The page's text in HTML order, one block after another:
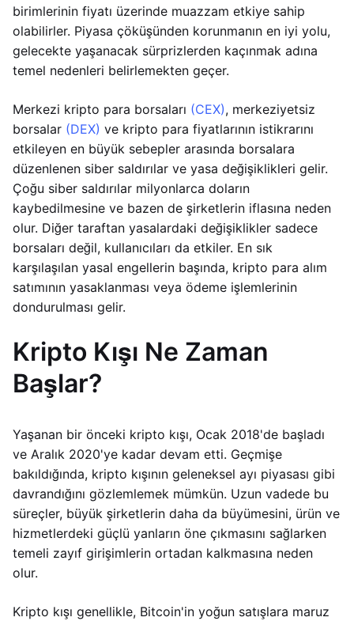
birimlerinin fiyatı üzerinde muazzam etkiye sahip
olabilirler. Piyasa çöküşünden korunmanın en iyi yolu,
gelecekte yaşanacak sürprizlerden kaçınmak adına
temel nedenleri belirlemekten geçer.
Merkezi kripto para borsaları (CEX), merkeziyetsiz
borsalar (DEX) ve kripto para fiyatlarının istikrarını
etkileyen en büyük sebepler arasında borsalara
düzenlenen siber saldırılar ve yasa değişiklikleri gelir.
Çoğu siber saldırılar milyonlarca doların
kaybedilmesine ve bazen de şirketlerin iflasına neden
olur. Diğer taraftan yasalardaki değişiklikler sadece
borsaları değil, kullanıcıları da etkiler. En sık
karşılaşılan yasal engellerin başında, kripto para alım
satımının yasaklanması veya ödeme işlemlerinin
dondurulması gelir.
Kripto Kışı Ne Zaman
Başlar?
Yaşanan bir önceki kripto kışı, Ocak 2018'de başladı
ve Aralık 2020'ye kadar devam etti. Geçmişe
bakıldığında, kripto kışının geleneksel ayı piyasası gibi
davrandığını gözlemlemek mümkün. Uzun vadede bu
süreçler, büyük şirketlerin daha da büyümesini, ürün ve
hizmetlerdeki güçlü yanların öne çıkmasını sağlarken
temeli zayıf girişimlerin ortadan kalkmasına neden
olur.
Kripto kışı genellikle, Bitcoin'in yoğun satışlara maruz